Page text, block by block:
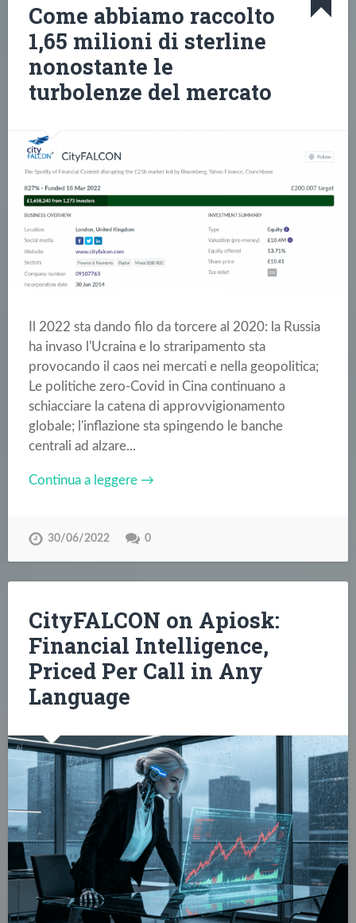
Come abbiamo raccolto
1,65 milioni di sterline
nonostante le
turbolenze del mercato
Il 2022 sta dando filo da torcere al 2020: la Russia
ha invaso l'Ucraina e lo straripamento sta
provocando il caos nei mercati e nella geopolitica;
Le politiche zero-Covid in Cina continuano a
schiacciare la catena di approvvigionamento
globale; l'inflazione sta spingendo le banche
centrali ad alzare...
Continua a leggere →
30/06/2022 0
CityFALCON on Apiosk:
Financial Intelligence,
Priced Per Call in Any
Language